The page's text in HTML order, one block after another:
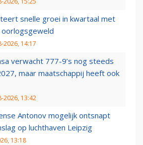
snelle groei in kwartaal met
2026, 14:17
verwacht 777-9’s nog steeds
maar maatschappij heeft ook
2026, 13:42
Antonov mogelijk ontsnapt
op luchthaven Leipzig
13:18